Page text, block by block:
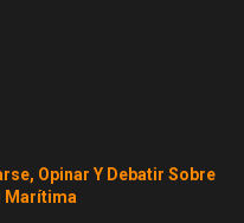
Opinar Y Debatir Sobre
Marítima